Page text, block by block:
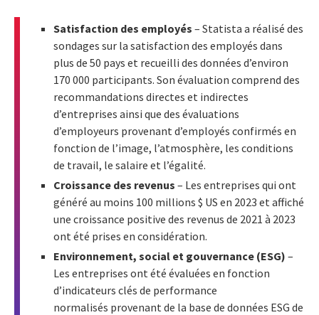
Satisfaction des employés – Statista a réalisé des
sondages sur la satisfaction des employés dans
plus de 50 pays et recueilli des données d’environ
170 000 participants. Son évaluation comprend des
recommandations directes et indirectes
d’entreprises ainsi que des évaluations
d’employeurs provenant d’employés confirmés en
fonction de l’image, l’atmosphère, les conditions
de travail, le salaire et l’égalité.
Croissance des revenus – Les entreprises qui ont
généré au moins 100 millions $ US en 2023 et affiché
une croissance positive des revenus de 2021 à 2023
ont été prises en considération.
Environnement, social et gouvernance (ESG) –
Les entreprises ont été évaluées en fonction
d’indicateurs clés de performance
normalisés provenant de la base de données ESG de